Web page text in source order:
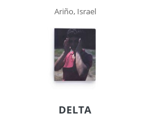
Ariño, Israel
DELTA